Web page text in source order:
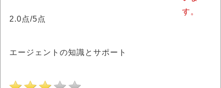
2.0点/5点
エージェントの知識とサポート
す。